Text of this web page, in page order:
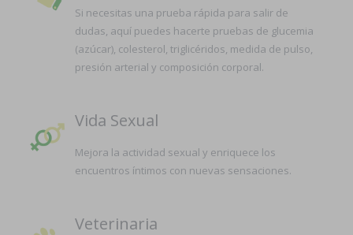
Si necesitas una prueba rápida para salir de
dudas, aquí puedes hacerte pruebas de glucemia
(azúcar), colesterol, triglicéridos, medida de pulso,
presión arterial y composición corporal.
Vida Sexual
Mejora la actividad sexual y enriquece los
encuentros íntimos con nuevas sensaciones.
Veterinaria